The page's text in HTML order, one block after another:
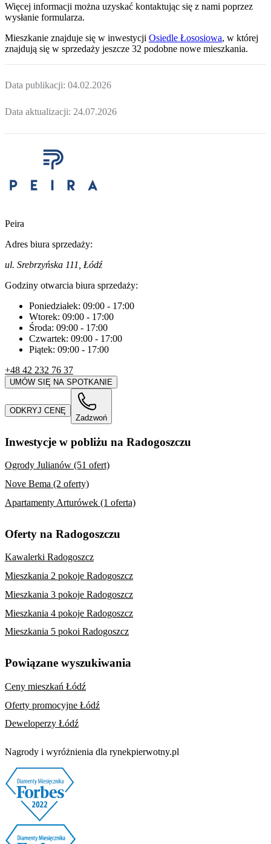
Więcej informacji można uzyskać kontaktując się z nami poprzez
wysłanie formularza.
Mieszkanie znajduje się w inwestycji Osiedle Łososiowa, w której
znajdują się w sprzedaży jeszcze 32 podobne nowe mieszkania.
Data publikacji: 04.02.2026
Data aktualizacji: 24.07.2026
Peira
Adres biura sprzedaży:
ul. Srebrzyńska 111, Łódź
Godziny otwarcia biura sprzedaży:
Poniedziałek: 09:00 - 17:00
Wtorek: 09:00 - 17:00
Środa: 09:00 - 17:00
Czwartek: 09:00 - 17:00
Piątek: 09:00 - 17:00
+48 42 232 76 37
UMÓW SIĘ NA SPOTKANIE
ODKRYJ CENĘ
Zadzwoń
Inwestycje w pobliżu na Radogoszczu
Ogrody Julianów (51 ofert)
Nove Bema (2 oferty)
Apartamenty Arturówek (1 oferta)
Oferty na Radogoszczu
Kawalerki Radogoszcz
Mieszkania 2 pokoje Radogoszcz
Mieszkania 3 pokoje Radogoszcz
Mieszkania 4 pokoje Radogoszcz
Mieszkania 5 pokoi Radogoszcz
Powiązane wyszukiwania
Ceny mieszkań Łódź
Oferty promocyjne Łódź
Deweloperzy Łódź
Nagrody i wyróżnienia dla rynekpierwotny.pl